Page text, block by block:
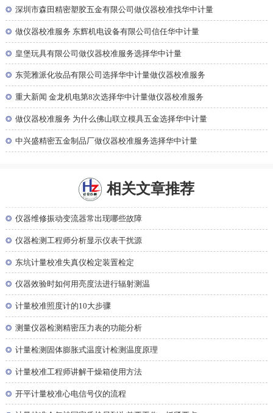
◎ 深圳市森田精密塑胶五金有限公司做仪器校准找华中计量
◎ 做仪器校准服务 东辉机电设备有限公司信任华中计量
◎ 皇堡玩具有限公司做仪器校准服务选择华中计量
◎ 东莞雅派化妆品有限公司选择华中计量做仪器校准服务
◎ 重大新闻 金龙机电第8次选择华中计量做仪器校准服务
◎ 做仪器校准服务 为什么佛山联立模具五金选择华中计量
◎ 中兴盛精密五金制品厂做仪器校准服务选择华中计量
相关文章推荐
◎ 仪器维修振动变流器常出现哪些故障
◎ 仪器检测工程师分析显示仪表干扰源
◎ 东坑计量校准失真仪检定装置检定
◎ 仪器效验时如何用亮度法进行辐射测温
◎ 计量校准照度计的10大步骤
◎ 测量仪器检测精密压力表的功能分析
◎ 计量检测固体膨胀式温度计检测温度原理
◎ 计量校准工程师讲解干燥箱使用方法
◎ 开平计量校准心电信号仪的流程